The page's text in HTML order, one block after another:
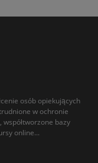
osób opiekujących
w ochronie
bazy
online...